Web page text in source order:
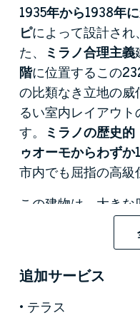
1935年から1938年
ピによって設計さ
た、 ミラノ合理主義
階に位置するこの
の比類なき立地の
るい室内レイアウ
す。 ミラノの歴史的
ゥオーモからわずか
市内でも屈指の高級
この建物は、大き
トラバー
で、ミラノの建築
特徴的な
られています。修復
良さを活かしつつ、
追加サービス
テラス